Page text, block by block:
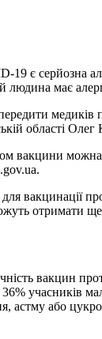
є серйозна
людина має
області Олег
вакцини
вакцинації
отримати
вакцин
учасників
астму або